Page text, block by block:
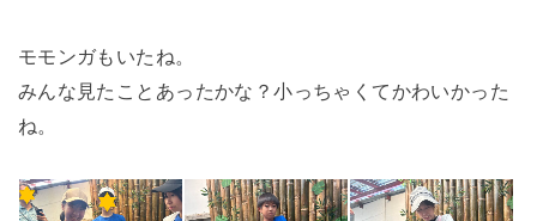
モモンガもいたね。
みんな見たことあったかな？小っちゃくてかわいかった
ね。